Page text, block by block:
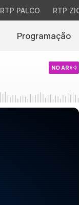
RTP PALCO RTP
Programação
NO AR